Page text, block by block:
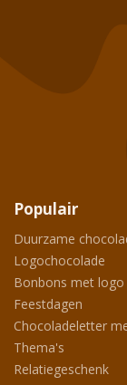
Populair
Duurzame
Logochocolade
Bonbons met logo
Feestdagen
Chocoladeletter
Thema's
Relatiegeschenk